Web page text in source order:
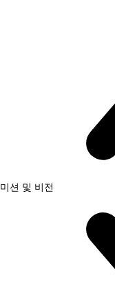
미션 및 비전